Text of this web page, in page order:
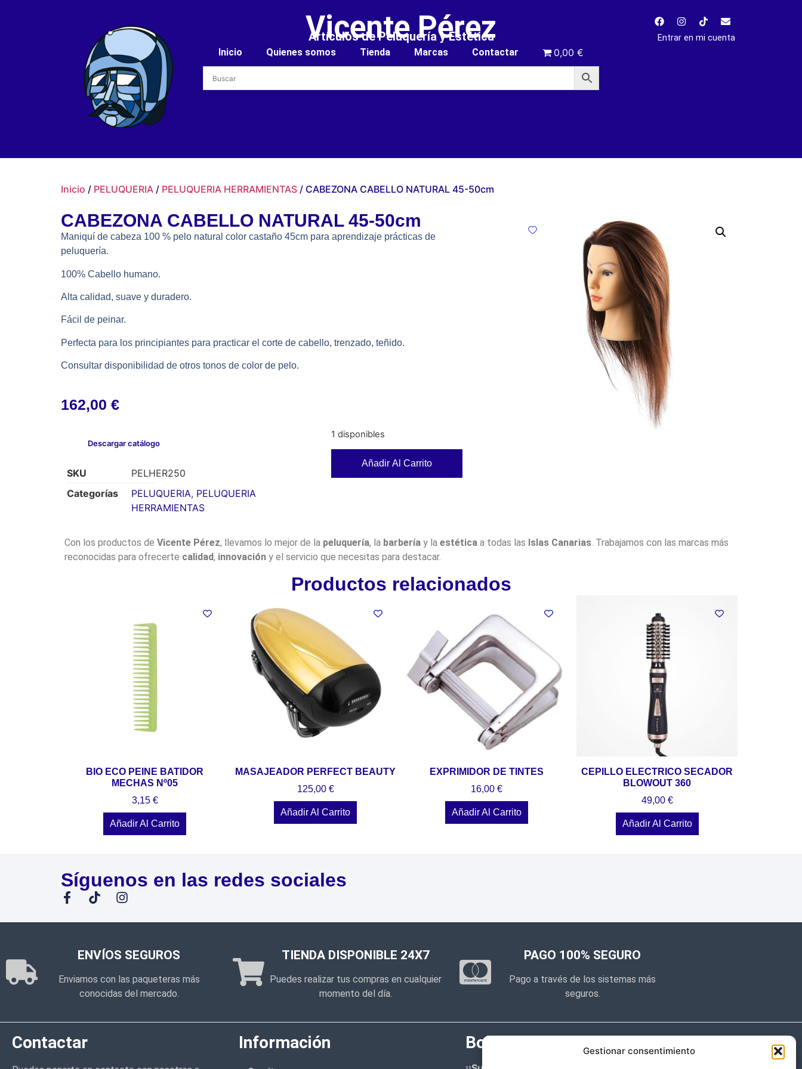
Gestionar consentimiento
Vicente Pérez
Artículos de Peluquería y Estética
Inicio Quienes somos Tienda Marcas Contactar 0,00 €
Entrar en mi cuenta
Inicio / PELUQUERIA / PELUQUERIA HERRAMIENTAS / CABEZONA CABELLO NATURAL 45-50cm
CABEZONA CABELLO NATURAL 45-50cm
Maniquí de cabeza 100 % pelo natural color castaño 45cm para aprendizaje prácticas de
peluquería.
100% Cabello humano.
Alta calidad, suave y duradero.
Fácil de peinar.
Perfecta para los principiantes para practicar el corte de cabello, trenzado, teñido.
Consultar disponibilidad de otros tonos de color de pelo.
162,00 €
Descargar catálogo
SKU
PELHER250
Categorías
PELUQUERIA, PELUQUERIA
HERRAMIENTAS
1 disponibles
Añadir Al Carrito
Con los productos de Vicente Pérez, llevamos lo mejor de la peluquería, la barberíay la estéticaa todas las Islas Canarias. Trabajamos con las marcas más
reconocidas para ofrecerte calidad, innovacióny el servicio que necesitas para destacar.
Productos relacionados
BIO ECO PEINE BATIDOR
MECHAS Nº05
3,15 €
Añadir Al Carrito
MASAJEADOR PERFECT BEAUTY
125,00 €
Añadir Al Carrito
EXPRIMIDOR DE TINTES
16,00 €
Añadir Al Carrito
CEPILLO ELECTRICO SECADOR
BLOWOUT 360
49,00 €
Añadir Al Carrito
Síguenos en las redes sociales
ENVÍOS SEGUROS
Enviamos con las paqueteras más
conocidas del mercado.
TIENDA DISPONIBLE 24X7
Puedes realizar tus compras en cualquier
momento del día.
PAGO 100% SEGURO
Pago a través de los sistemas más
seguros.
Contactar Información Boletín de noticias